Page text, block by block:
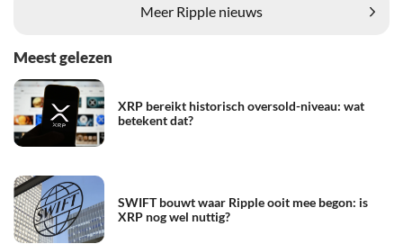
Meer Ripple nieuws
Meest gelezen
XRP bereikt historisch oversold-niveau: wat
betekent dat?
SWIFT bouwt waar Ripple ooit mee begon: is
XRP nog wel nuttig?